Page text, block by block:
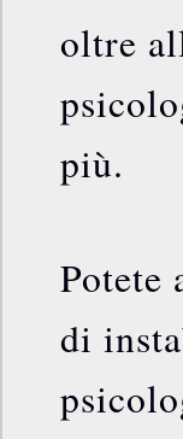
oltre
più.
Potete
di